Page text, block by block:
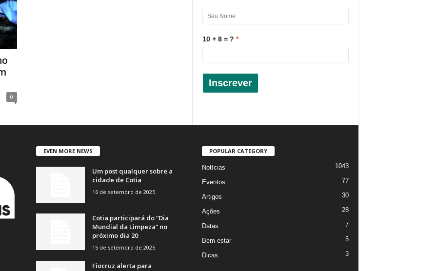
0
10 + 8 = ?
Inscrever
EVEN MORE NEWS
Um post qualquer sobre a
cidade de Cotia
16 de setembro de 2025
Cotia participará do “Dia
Mundial da Limpeza” no
próximo dia 20
15 de setembro de 2025
Fiocruz alerta para
POPULAR CATEGORY
Notícias 1043
Eventos 77
Artigos 30
Ações 28
Datas 7
Bem-estar 5
Dicas 3